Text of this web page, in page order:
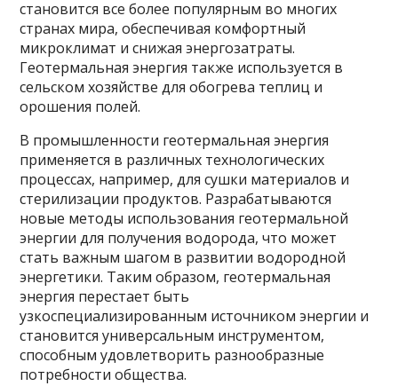
становится все более популярным во многих
странах мира, обеспечивая комфортный
микроклимат и снижая энергозатраты.
Геотермальная энергия также используется в
сельском хозяйстве для обогрева теплиц и
орошения полей.
В промышленности геотермальная энергия
применяется в различных технологических
процессах, например, для сушки материалов и
стерилизации продуктов. Разрабатываются
новые методы использования геотермальной
энергии для получения водорода, что может
стать важным шагом в развитии водородной
энергетики. Таким образом, геотермальная
энергия перестает быть
узкоспециализированным источником энергии и
становится универсальным инструментом,
способным удовлетворить разнообразные
потребности общества.